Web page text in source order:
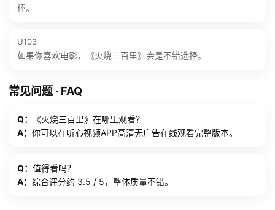
棒。
U103
如果你喜欢电影，《火烧三百里》会是不错选择。
常见问题 · FAQ
Q：
《火烧三百里》在哪里观看？
A： 你可以在听心视频APP高清无广告在线观看完整版本。
Q： 值得看吗？
A： 综合评分约 3.5 / 5，整体质量不错。